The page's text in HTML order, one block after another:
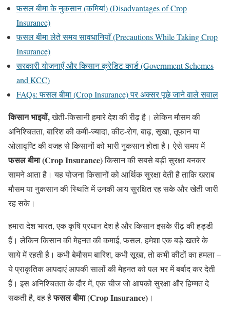
फसल बीमा के नुकसान (कमियां) (Disadvantages of Crop
Insurance)
फसल बीमा लेते समय सावधानियाँ (Precautions While Taking Crop
Insurance)
सरकारी योजनाएँ और किसान क्रेडिट कार्ड (Government Schemes
and KCC)
FAQs: फसल बीमा (Crop Insurance) पर अक्सर पूछे जाने वाले सवाल
किसान भाइयों,खेती-किसानी हमारे देश की रीढ़ है। लेकिन मौसम की
अनिश्चितता, बारिश की कमी-ज्यादा, कीट-रोग, बाढ़, सूखा, तूफान या
ओलावृष्टि की वजह से किसानों को भारी नुकसान होता है। ऐसे समय में
फसल बीमा (Crop Insurance)किसान की सबसे बड़ी सुरक्षा बनकर
सामने आता है। यह योजना किसानों को आर्थिक सुरक्षा देती है ताकि खराब
मौसम या नुकसान की स्थिति में उनकी आय सुरक्षित रह सके और खेती जारी
रह सके।
हमारा देश भारत, एक कृषि प्रधान देश है और किसान इसके रीढ़ की हड्डी
हैं। लेकिन किसान की मेहनत की कमाई, फसल, हमेशा एक बड़े खतरे के
साये में रहती है। कभी बेमौसम बारिश, कभी सूखा, तो कभी कीटों का हमला –
ये प्राकृतिक आपदाएं आपकी सालों की मेहनत को पल भर में बर्बाद कर देती
हैं। इस अनिश्चितता के दौर में, एक चीज जो आपको सुरक्षा और हिम्मत दे
सकती है, वह हैफसल बीमा(Crop Insurance) ।